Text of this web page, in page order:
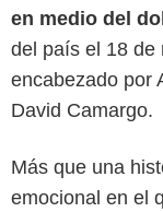
en medio del
del país el 18 de
encabezado por
David Camargo.
Más que una
emocional en el